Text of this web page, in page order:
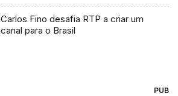
Carlos Fino desafia RTP a criar um
canal para o Brasil
PUB